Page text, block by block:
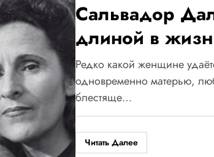
Сальвадор
длиной в
Редко какой женщине
одновременно матерью,
блестяще…
Читать Далее